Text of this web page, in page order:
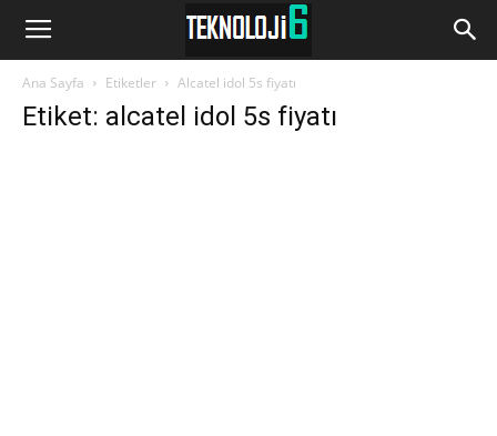
www.Teknoloji6.com
Ana Sayfa Etiketler Alcatel idol 5s fiyatı
Etiket: alcatel idol 5s fiyatı